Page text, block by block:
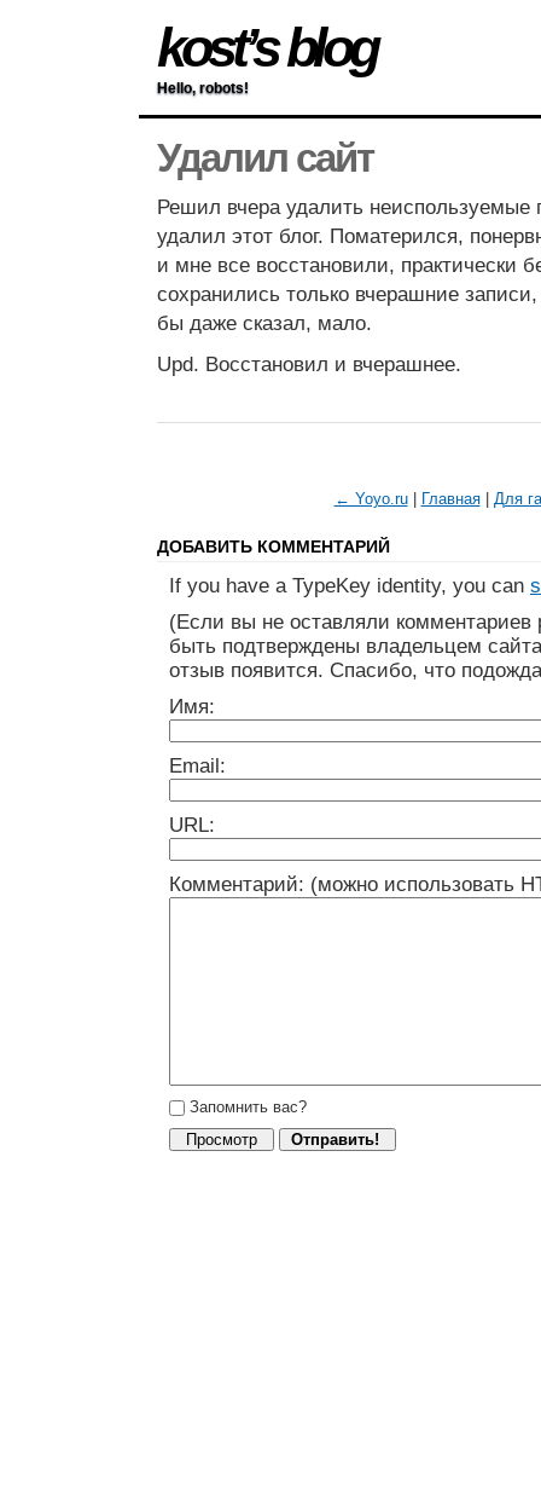
kost’s blog
Hello, robots!
Удалил сайт
Решил вчера удалить неиспользуемые
удалил этот блог. Поматерился,
и мне все восстановили, практически
сохранились только вчерашние
бы даже сказал, мало.
Upd. Восстановил и вчерашнее.
← Yoyo.ru| Главная| Для
ДОБАВИТЬ КОММЕНТАРИЙ
If you have a TypeKey identity, you can
(Если вы не оставляли
быть подтверждены владельцем
отзыв появится. Спасибо, что
Имя:
Email:
URL:
Комментарий: (можно использовать
Запомнить вас?